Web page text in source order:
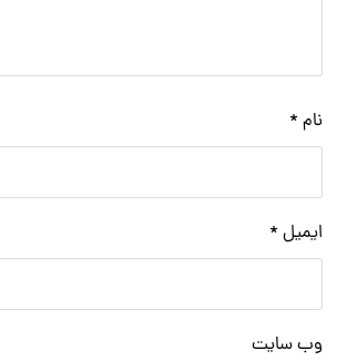
نام *
ایمیل *
وب‌ سایت